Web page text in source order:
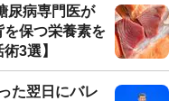
尿病専門医が
を保つ栄養素を
3選】
た翌日にバレ